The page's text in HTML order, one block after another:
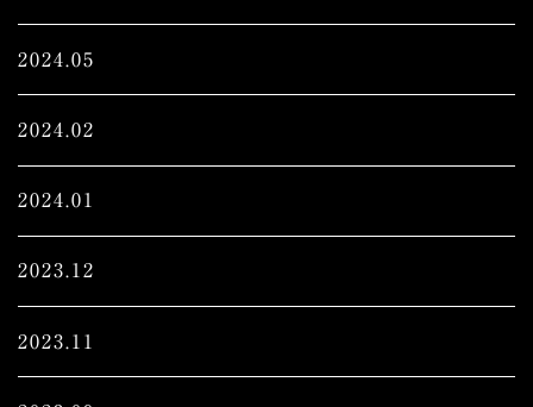
2024.05
2024.02
2024.01
2023.12
2023.11